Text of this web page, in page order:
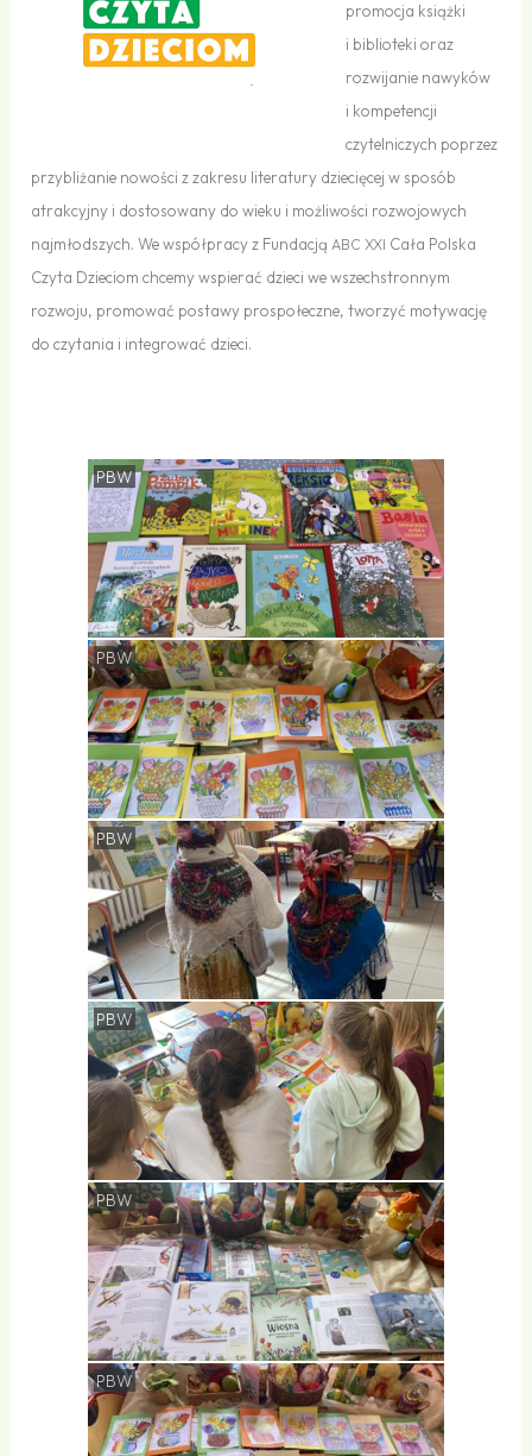
promocja książki
i biblioteki oraz
rozwijanie nawyków
i kompetencji
czytelniczych poprzez
przybliżanie nowości z zakresu literatury dziecięcej w sposób
atrakcyjny i dostosowany do wieku i możliwości rozwojowych
najmłodszych. We współpracy z FundacjąABC XXI Cała Polska
Czyta Dzieciom chcemy wspierać dzieci we wszechstronnym
rozwoju, promować postawy prospołeczne, tworzyć motywację
do czytania i integrować dzieci.
PBW
PBW
PBW
PBW
PBW
PBW